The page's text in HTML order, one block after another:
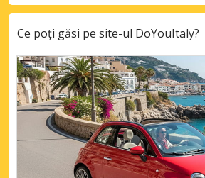
Ce poți găsi pe site-ul DoYouItaly?